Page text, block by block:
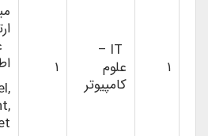
۱
IT –
علوم
کامپیوتر
۱